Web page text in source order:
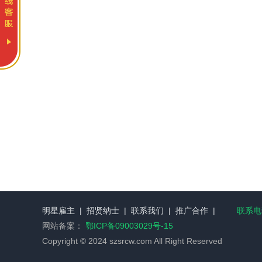
明星雇主 | 招贤纳士 | 联系我们 | 推广合作 |
联系
网站备案： 鄂ICP备09003029号-15
Copyright © 2024 szsrcw.com All Right Reserved